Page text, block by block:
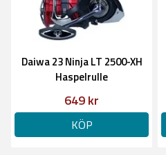
Daiwa 23 Ninja LT 2500-XH
Haspelrulle
649 kr
KÖP